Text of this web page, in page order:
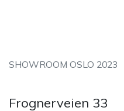
SHOWROOM OSLO 2023
Frognerveien 33